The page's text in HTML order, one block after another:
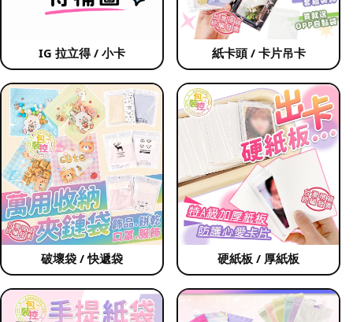
IG 拉立得 / 小卡 紙卡頭 / 卡片吊卡
破壞袋 / 快遞袋 硬紙板 / 厚紙板